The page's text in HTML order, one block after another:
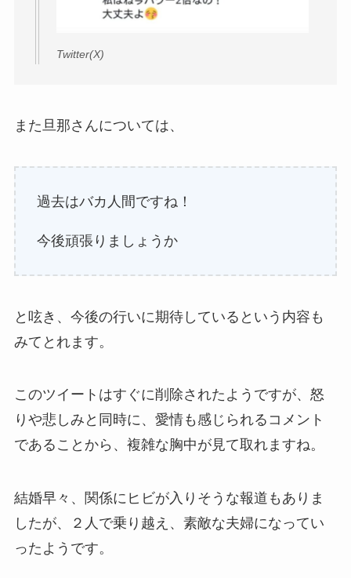
Twitter(X)
また旦那さんについては、
過去はバカ人間ですね！
今後頑張りましょうか
と呟き、今後の行いに期待しているという内容も
みてとれます。
このツイートはすぐに削除されたようですが、怒
りや悲しみと同時に、愛情も感じられるコメント
であることから、複雑な胸中が見て取れますね。
結婚早々、関係にヒビが入りそうな報道もありま
したが、２人で乗り越え、素敵な夫婦になってい
ったようです。